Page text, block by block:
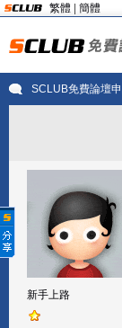
繁體 簡體
SCLUB免費論壇
新手上路